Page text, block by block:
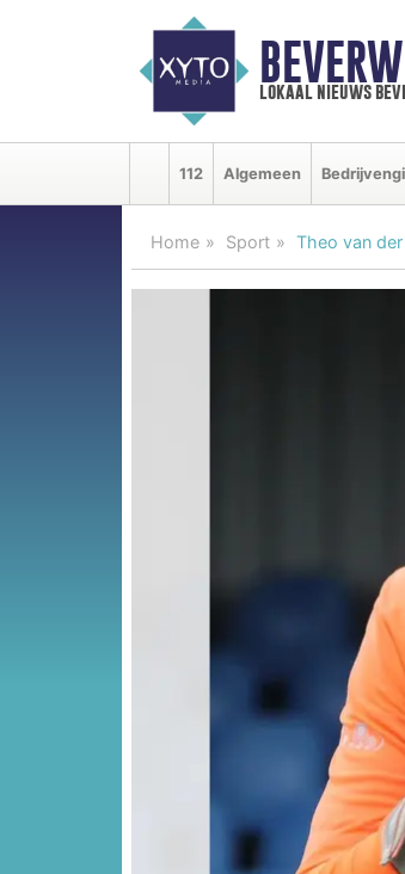
lokaal nieuws
112 Algemeen
Home Sport Theo van